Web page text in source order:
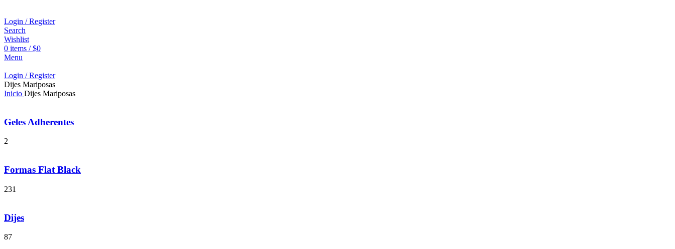
Login / Register
Search
Wishlist
0 items / $0
Menu
Login / Register
Dijes Mariposas
Inicio Dijes Mariposas
Geles Adherentes
2
Formas Flat Black
231
Dijes
87